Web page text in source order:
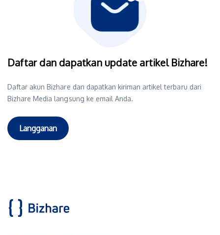
Daftar dan dapatkan update artikel Bizhare!
Daftar akun Bizhare dan dapatkan kiriman artikel terbaru dari
Bizhare Media langsung ke email Anda.
Langganan